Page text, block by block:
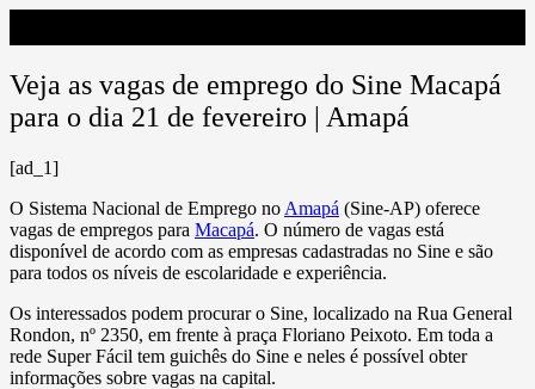
Veja as vagas de emprego do Sine Macapá
para o dia 21 de fevereiro | Amapá
[ad_1]
O Sistema Nacional de Emprego no Amapá (Sine-AP) oferece
vagas de empregos para Macapá. O número de vagas está
disponível de acordo com as empresas cadastradas no Sine e são
para todos os níveis de escolaridade e experiência.
Os interessados podem procurar o Sine, localizado na Rua General
Rondon, nº 2350, em frente à praça Floriano Peixoto. Em toda a
rede Super Fácil tem guichês do Sine e neles é possível obter
informações sobre vagas na capital.